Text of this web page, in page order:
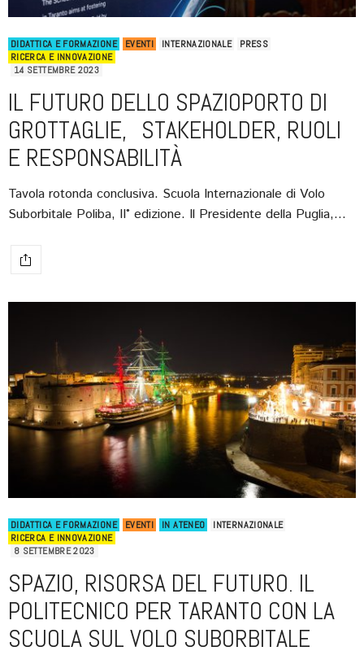
DIDATTICA E FORMAZIONE EVENTI INTERNAZIONALE
PRESS
RICERCA E INNOVAZIONE
14 SETTEMBRE 2023
IL FUTURO DELLO SPAZIOPORTO DI
GROTTAGLIE, STAKEHOLDER, RUOLI
E RESPONSABILITÀ
Tavola rotonda conclusiva. Scuola Internazionale di Volo
Suborbitale Poliba, II° edizione. Il Presidente della Puglia,…
DIDATTICA E FORMAZIONE EVENTI IN ATENEO
INTERNAZIONALE
RICERCA E INNOVAZIONE
8 SETTEMBRE 2023
SPAZIO, RISORSA DEL FUTURO. IL
POLITECNICO PER TARANTO CON LA
SCUOLA SUL VOLO SUBORBITALE